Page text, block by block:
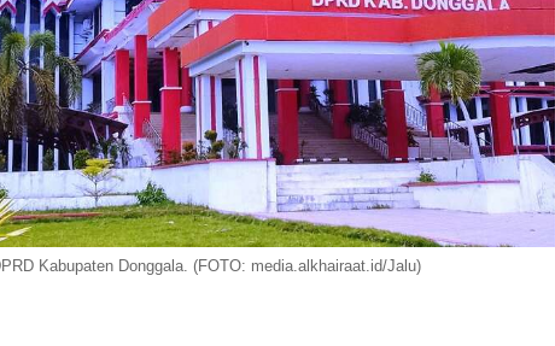
Kabupaten Donggala. (FOTO: media.alkhairaat.id/Jalu)